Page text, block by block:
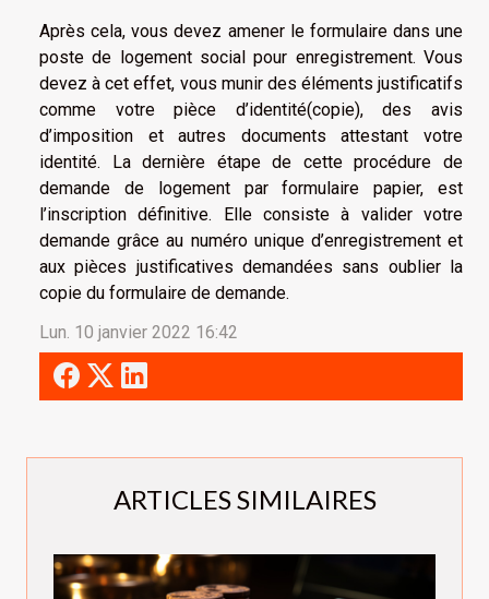
ARTICLES SIMILAIRES
Après cela, vous devez amener le formulaire dans une
poste de logement social pour enregistrement. Vous
devez à cet effet, vous munir des éléments justificatifs
comme votre pièce d’identité(copie), des avis
d’imposition et autres documents attestant votre
identité. La dernière étape de cette procédure de
demande de logement par formulaire papier, est
l’inscription définitive. Elle consiste à valider votre
demande grâce au numéro unique d’enregistrement et
aux pièces justificatives demandées sans oublier la
copie du formulaire de demande.
Lun. 10 janvier 2022 16:42